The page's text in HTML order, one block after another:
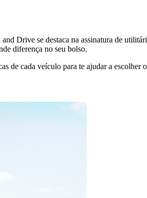
Drive se destaca na assinatura de
diferença no seu bolso.
de cada veículo para te ajudar a escolher